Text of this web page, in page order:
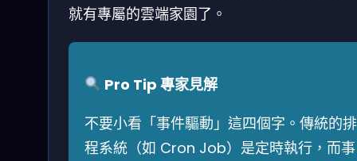
就有專屬的雲端家園了。
Pro Tip 專家見解
不要小看「事件驅動」這四個字。傳統的排
程系統（如 Cron Job）是定時執行，而事